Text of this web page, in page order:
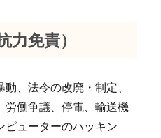
力免責）
、法令の改廃・制定、
労働争議、停電、輸送機
ピューターのハッキン